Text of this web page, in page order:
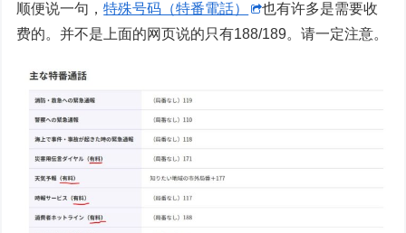
顺便说一句，特殊号码（特番電話）
也有许多是需要收
费的。并不是上面的网页说的只有188/189。请一定注意。